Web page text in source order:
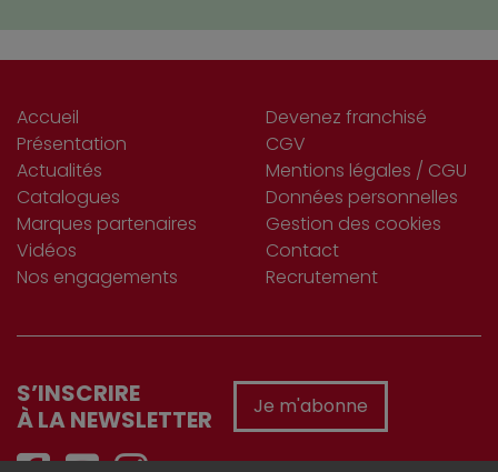
Accueil
Présentation
Actualités
Catalogues
Marques partenaires
Vidéos
Nos engagements
Devenez franchisé
CGV
Mentions légales / CGU
Données personnelles
Gestion des cookies
Contact
Recrutement
S’INSCRIRE
À LA NEWSLETTER
Je m'abonne